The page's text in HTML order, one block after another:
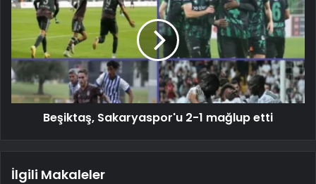
Beşiktaş, Sakaryaspor'u 2-1 mağlup etti
İlgili Makaleler